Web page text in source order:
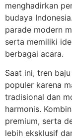
menghadirkan
budaya
parade modern
serta memiliki
berbagai acara.
Saat ini, tren
populer karena
tradisional dan
harmonis.
premium, serta
lebih eksklusif